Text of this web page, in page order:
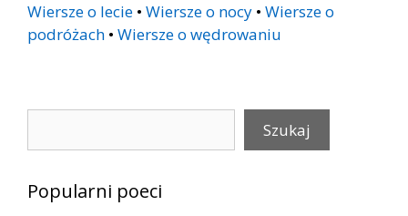
Wiersze o lecie • Wiersze o nocy • Wiersze o
podróżach • Wiersze o wędrowaniu
Szukaj
Popularni poeci